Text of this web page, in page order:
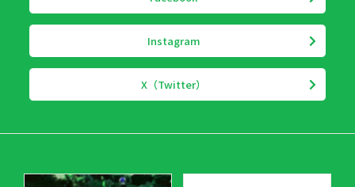
Instagram
X（Twitter）